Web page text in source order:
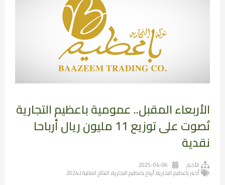
الأربعاء المقبل.. عمومية باعظيم التجارية
تُصوت على توزيع 11 مليون ريال أرباحا
نقدية
الأخبار
2025-04-06
أخبار باعظيم التجارية,أرباح باعظيم التجارية,النتائج المالية لـ2024